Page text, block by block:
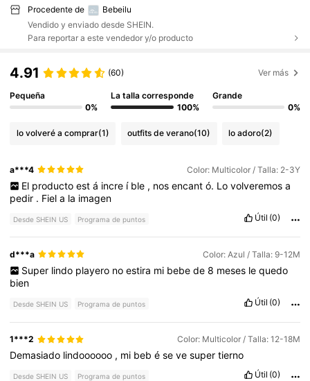
Procedente de
Bebeilu
Vendido y enviado desde SHEIN.
Para reportar a este vendedor y/o producto
4.91 (60) Ver más
Pequeña
0%
La talla corresponde
100%
Grande
0%
lo volveré a comprar(1) outfits de verano(10) lo adoro(2)
a***4 Color: Multicolor / Talla: 2-3Y
El producto est á incre í ble , nos encant ó. Lo volveremos a
pedir . Fiela la imagen
Desde SHEIN US Programa de puntos Útil (0)
d***a Color: Azul / Talla: 9-12M
Super lindo playero no estira mi bebe de 8 meses le quedo
bien
Desde SHEIN US Programa de puntos Útil (0)
1***2 Color: Multicolor / Talla: 12-18M
Demasiado lindoooooo , mi bebésevesupertierno
Desde SHEIN US Programa de puntos Útil (0)